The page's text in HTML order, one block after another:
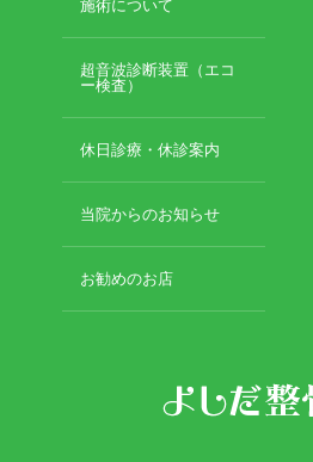
施術について
超音波診断装置（エコ
ー検査）
休日診療・休診案内
当院からのお知らせ
お勧めのお店